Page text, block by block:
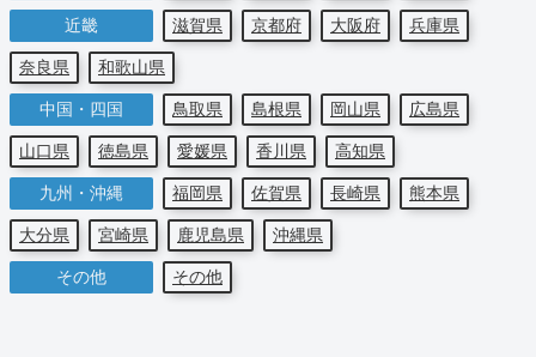
近畿
滋賀県 京都府 大阪府
兵庫県
奈良県
和歌山県
中国・四国
鳥取県 島根県 岡山県
広島県
山口県
徳島県 愛媛県 香川県
高知県
九州・沖縄
福岡県 佐賀県 長崎県
熊本県
大分県
宮崎県 鹿児島県
沖縄県
その他
その他